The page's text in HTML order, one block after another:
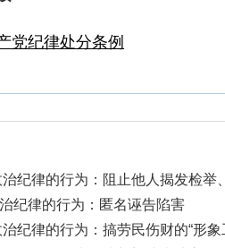
党纪律处分条例
纪律的行为：阻止他人揭发检举
纪律的行为：匿名诬告陷害
纪律的行为：搞劳民伤财的“形象